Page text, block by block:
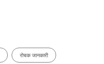
रोचक जानकारी